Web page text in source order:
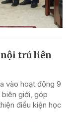
trú liên
vào hoạt động 9
giới, góp
điều kiện học